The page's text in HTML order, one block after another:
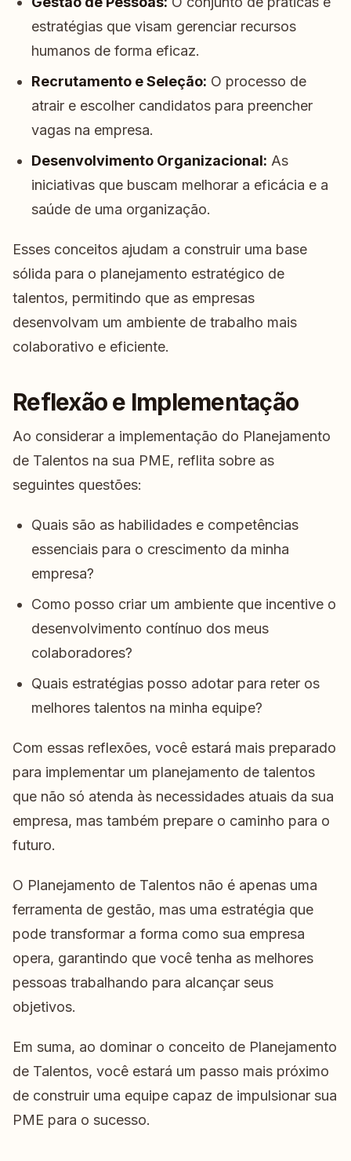
estratégias que visam gerenciar recursos
humanos de forma eficaz.
Recrutamento e Seleção: O processo de
atrair e escolher candidatos para preencher
vagas na empresa.
Desenvolvimento Organizacional: As
iniciativas que buscam melhorar a eficácia e a
saúde de uma organização.
Esses conceitos ajudam a construir uma base
sólida para o planejamento estratégico de
talentos, permitindo que as empresas
desenvolvam um ambiente de trabalho mais
colaborativo e eficiente.
Reflexão e Implementação
Ao considerar a implementação do Planejamento
de Talentos na sua PME, reflita sobre as
seguintes questões:
Quais são as habilidades e competências
essenciais para o crescimento da minha
empresa?
Como posso criar um ambiente que incentive o
desenvolvimento contínuo dos meus
colaboradores?
Quais estratégias posso adotar para reter os
melhores talentos na minha equipe?
Com essas reflexões, você estará mais preparado
para implementar um planejamento de talentos
que não só atenda às necessidades atuais da sua
empresa, mas também prepare o caminho para o
futuro.
O Planejamento de Talentos não é apenas uma
ferramenta de gestão, mas uma estratégia que
pode transformar a forma como sua empresa
opera, garantindo que você tenha as melhores
pessoas trabalhando para alcançar seus
objetivos.
Em suma, ao dominar o conceito de Planejamento
de Talentos, você estará um passo mais próximo
de construir uma equipe capaz de impulsionar sua
PME para o sucesso.